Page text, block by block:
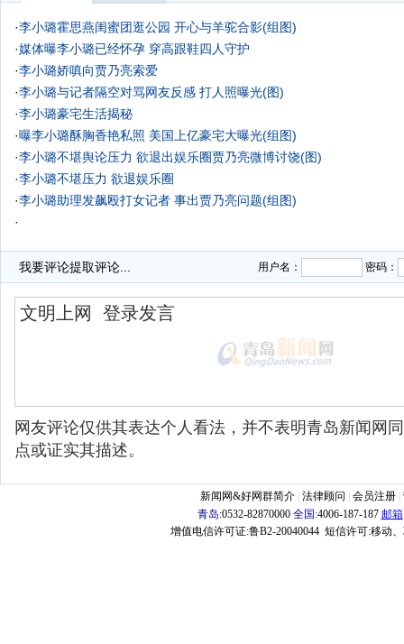
·李小璐霍思燕闺蜜团逛公园 开心与羊驼合影(组图)
·媒体曝李小璐已经怀孕 穿高跟鞋四人守护
·李小璐娇嗔向贾乃亮索爱
·李小璐与记者隔空对骂网友反感 打人照曝光(图)
·李小璐豪宅生活揭秘
·曝李小璐酥胸香艳私照 美国上亿豪宅大曝光(组图)
·李小璐不堪舆论压力 欲退出娱乐圈贾乃亮微博讨饶(图)
·李小璐不堪压力 欲退娱乐圈
·李小璐助理发飙殴打女记者 事出贾乃亮问题(组图)
·
我要评论提取评论... 用户名： 密码：
网友评论仅供其表达个人看法，并不表明青岛新闻网
点或证实其描述。